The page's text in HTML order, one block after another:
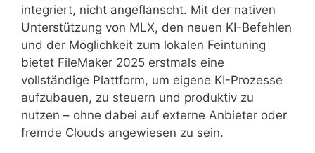
integriert, nicht angeflanscht. Mit der nativen
Unterstützung von MLX, den neuen KI-Befehlen
und der Möglichkeit zum lokalen Feintuning
bietet FileMaker 2025 erstmals eine
vollständige Plattform, um eigene KI-Prozesse
aufzubauen, zu steuern und produktiv zu
nutzen – ohne dabei auf externe Anbieter oder
fremde Clouds angewiesen zu sein.